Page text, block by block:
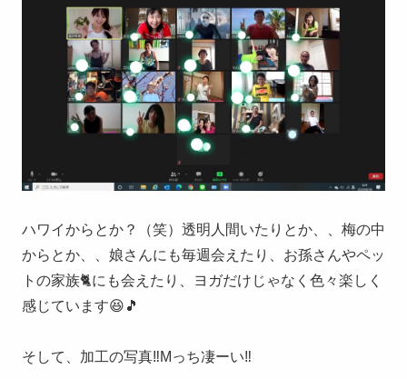
ハワイからとか？（笑）透明人間いたりとか、、梅の中
からとか、、娘さんにも毎週会えたり、お孫さんやペッ
トの家族🐈にも会えたり、ヨガだけじゃなく色々楽しく
感じています😆🎵
そして、加工の写真‼️Mっち凄ーい‼️